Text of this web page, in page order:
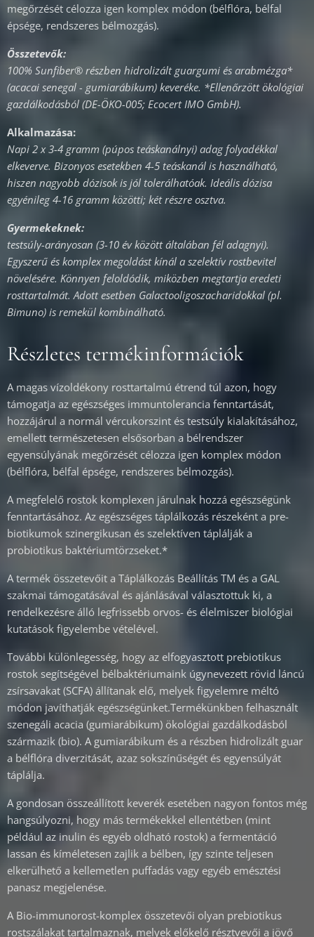
megőrzését célozza igen komplex módon (bélflóra, bélfal
épsége, rendszeres bélmozgás).
Összetevők:
100% Sunfiber® részben hidrolizált guargumi és arabmézga*
(acacai senegal - gumiarábikum) keveréke. *Ellenőrzött ökológiai
gazdálkodásból (DE-ÖKO-005; Ecocert IMO GmbH).
Alkalmazása:
Napi 2 x 3-4 gramm (púpos teáskanálnyi) adag folyadékkal
elkeverve. Bizonyos esetekben 4-5 teáskanál is használható,
hiszen nagyobb dózisok is jól tolerálhatóak. Ideális dózisa
egyénileg 4-16 gramm közötti; két részre osztva.
Gyermekeknek:
testsúly-arányosan (3-10 év között általában fél adagnyi).
Egyszerű és komplex megoldást kínál a szelektív rostbevitel
növelésére. Könnyen feloldódik, miközben megtartja eredeti
rosttartalmát. Adott esetben Galactooligoszacharidokkal (pl.
Bimuno) is remekül kombinálható.
Részletes termékinformációk
A magas vízoldékony rosttartalmú étrend túl azon, hogy
támogatja az egészséges immuntolerancia fenntartását,
hozzájárul a normál vércukorszint és testsúly kialakításához,
emellett természetesen elsősorban a bélrendszer
egyensúlyának megőrzését célozza igen komplex módon
(bélflóra, bélfal épsége, rendszeres bélmozgás).
A megfelelő rostok komplexen járulnak hozzá egészségünk
fenntartásához. Az egészséges táplálkozás részeként a pre-
biotikumok szinergikusan és szelektíven táplálják a
probiotikus baktériumtörzseket.*
A termék összetevőit a Táplálkozás Beállítás TM és a GAL
szakmai támogatásával és ajánlásával választottuk ki, a
rendelkezésre álló legfrissebb orvos- és élelmiszer biológiai
kutatások figyelembe vételével.
További különlegesség, hogy az elfogyasztott prebiotikus
rostok segítségével bélbaktériumaink úgynevezett rövid láncú
zsírsavakat (SCFA) állítanak elő, melyek figyelemre méltó
módon javíthatják egészségünket.Termékünkben felhasznált
szenegáli acacia (gumiarábikum) ökológiai gazdálkodásból
származik (bio). A gumiarábikum és a részben hidrolizált guar
a bélflóra diverzitását, azaz sokszínűségét és egyensúlyát
táplálja.
A gondosan összeállított keverék esetében nagyon fontos még
hangsúlyozni, hogy más termékekkel ellentétben (mint
például az inulin és egyéb oldható rostok) a fermentáció
lassan és kíméletesen zajlik a bélben, így szinte teljesen
elkerülhető a kellemetlen puffadás vagy egyéb emésztési
panasz megjelenése.
A Bio-immunorost-komplex összetevői olyan prebiotikus
rostszálakat tartalmaznak, melyek előkelő résztvevői a jövő